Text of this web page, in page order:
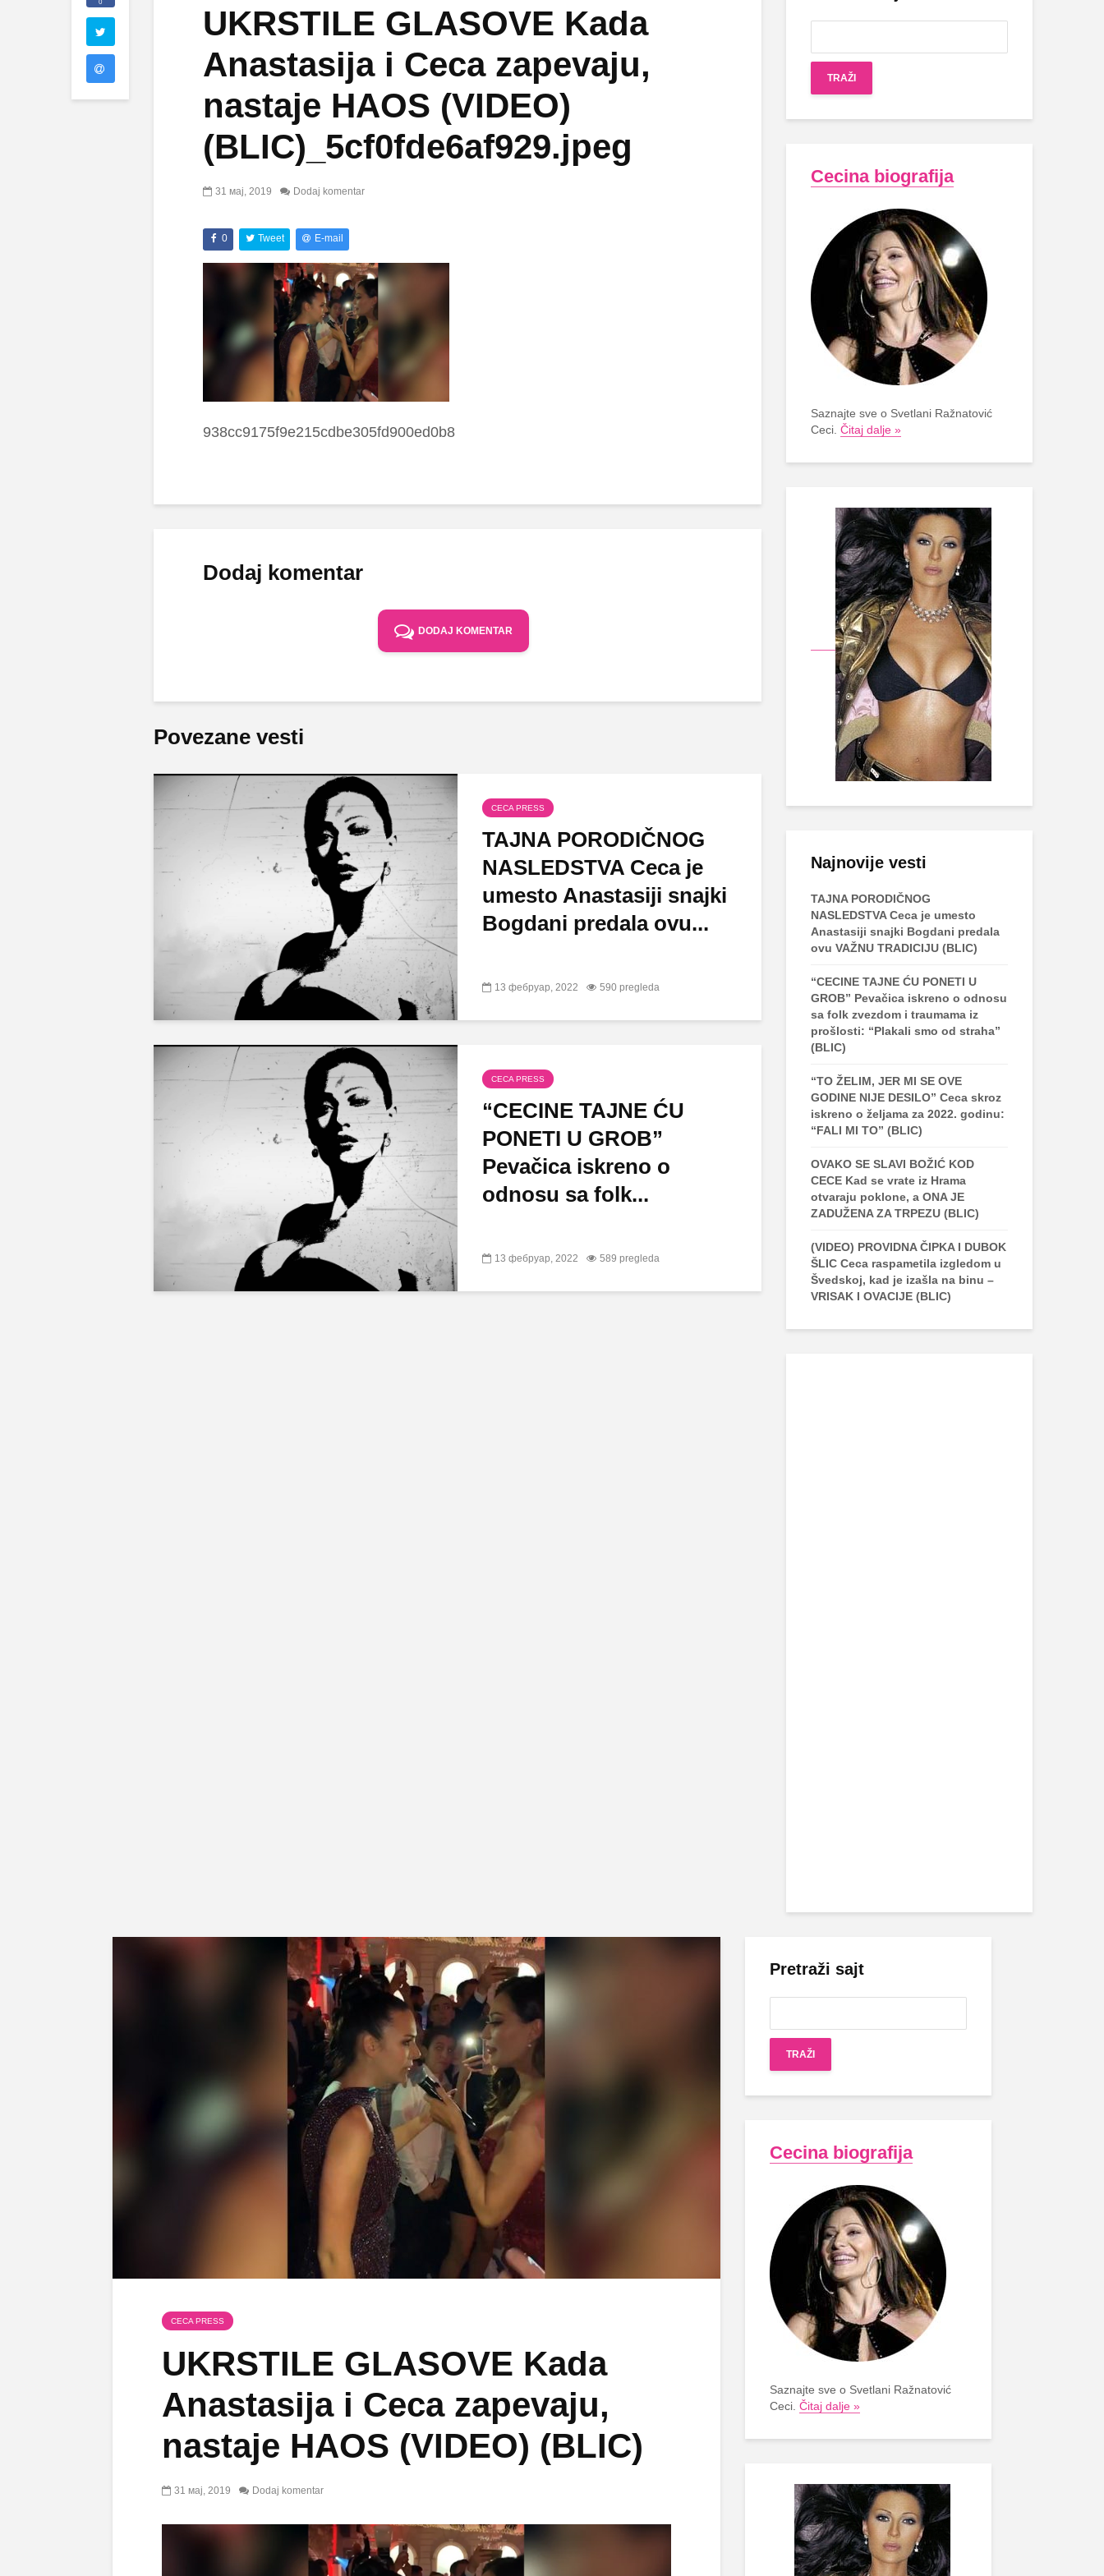
UKRSTILE GLASOVE Kada
Anastasija i Ceca zapevaju,
nastaje HAOS (VIDEO)
(BLIC)_5cf0fde6af929.jpeg
31 мај, 2019 Dodaj komentar
0 Tweet E-mail
938cc9175f9e215cdbe305fd900ed0b8
Dodaj komentar
DODAJ KOMENTAR
Povezane vesti
CECA PRESS
TAJNA PORODIČNOG
NASLEDSTVA Ceca je
umesto Anastasiji snajki
Bogdani predala ovu...
13 фебруар, 2022 590 pregleda
CECA PRESS
“CECINE TAJNE ĆU
PONETI U GROB”
Pevačica iskreno o
odnosu sa folk...
13 фебруар, 2022 589 pregleda
Cecina biografija
Saznajte sve o Svetlani Ražnatović
Ceci. Čitaj dalje »
Najnovije vesti
TAJNA PORODIČNOG
NASLEDSTVA Ceca je umesto
Anastasiji snajki Bogdani predala
ovu VAŽNU TRADICIJU (BLIC)
“CECINE TAJNE ĆU PONETI U
GROB” Pevačica iskreno o odnosu
sa folk zvezdom i traumama iz
prošlosti: “Plakali smo od straha”
(BLIC)
“TO ŽELIM, JER MI SE OVE
GODINE NIJE DESILO” Ceca skroz
iskreno o željama za 2022. godinu:
“FALI MI TO” (BLIC)
OVAKO SE SLAVI BOŽIĆ KOD
CECE Kad se vrate iz Hrama
otvaraju poklone, a ONA JE
ZADUŽENA ZA TRPEZU (BLIC)
(VIDEO) PROVIDNA ČIPKA I DUBOK
ŠLIC Ceca raspametila izgledom u
Švedskoj, kad je izašla na binu –
VRISAK I OVACIJE (BLIC)
CECA PRESS
UKRSTILE GLASOVE Kada
Anastasija i Ceca zapevaju,
nastaje HAOS (VIDEO) (BLIC)
31 мај, 2019 Dodaj komentar
Pretraži sajt
Cecina biografija
Saznajte sve o Svetlani Ražnatović
Ceci. Čitaj dalje »